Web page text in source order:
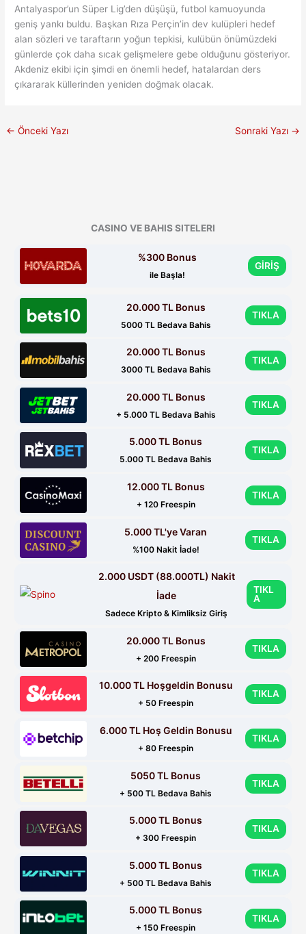
Antalyaspor’un Süper Lig’den düşüşü, futbol kamuoyunda
geniş yankı buldu. Başkan Rıza Perçin’in dev kulüpleri hedef
alan sözleri ve taraftarın yoğun tepkisi, kulübün önümüzdeki
günlerde çok daha sıcak gelişmelere gebe olduğunu gösteriyor.
Akdeniz ekibi için şimdi en önemli hedef, hatalardan ders
çıkararak küllerinden yeniden doğmak olacak.
← Önceki Yazı Sonraki Yazı →
CASINO VE BAHIS SITELERI
%300 Bonus
ile Başla!
GİRİŞ
20.000 TL Bonus
5000 TL Bedava Bahis
TIKLA
20.000 TL Bonus
3000 TL Bedava Bahis
TIKLA
20.000 TL Bonus
+ 5.000 TL Bedava Bahis
TIKLA
5.000 TL Bonus
5.000 TL Bedava Bahis
TIKLA
12.000 TL Bonus
+ 120 Freespin
TIKLA
5.000 TL'ye Varan
%100 Nakit İade!
TIKLA
2.000 USDT (88.000TL) Nakit
İade
Sadece Kripto & Kimliksiz Giriş
TIKL
A
20.000 TL Bonus
+ 200 Freespin
TIKLA
10.000 TL Hoşgeldin Bonusu
+ 50 Freespin
TIKLA
6.000 TL Hoş Geldin Bonusu
+ 80 Freespin
TIKLA
5050 TL Bonus
+ 500 TL Bedava Bahis
TIKLA
5.000 TL Bonus
+ 300 Freespin
TIKLA
5.000 TL Bonus
+ 500 TL Bedava Bahis
TIKLA
5.000 TL Bonus
+ 150 Freespin
TIKLA